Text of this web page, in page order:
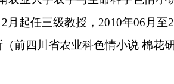
月起任三级教授， 2010年06 月至
前四川省农业科色情小说 棉